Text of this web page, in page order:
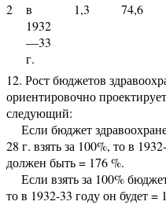
2
в
1932
—33
г.
1,3 74,6
12. Рост бюджетов
ориентировочно
следующий:
Если бюджет
28 г. взять за 100%, то в
должен быть = 176 %.
Если взять за 100%
то в 1932-33 году он будет =